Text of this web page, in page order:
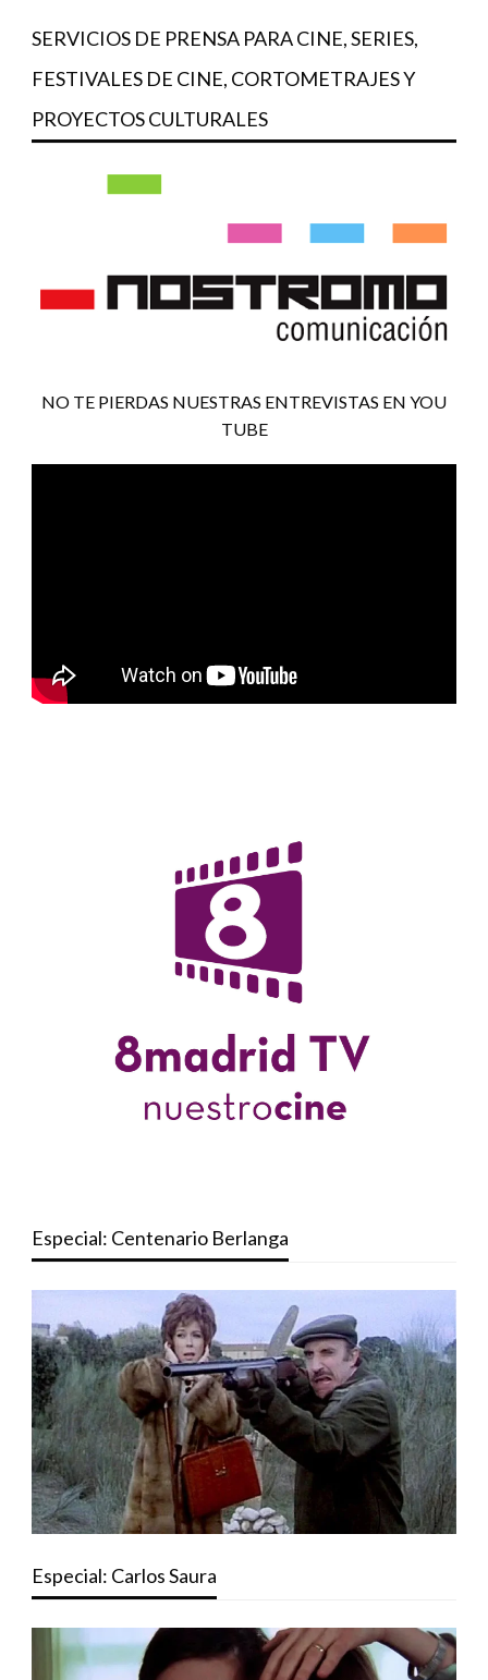
SERVICIOS DE PRENSA PARA CINE, SERIES,
FESTIVALES DE CINE, CORTOMETRAJES Y
PROYECTOS CULTURALES
NO TE PIERDAS NUESTRAS ENTREVISTAS EN YOU
TUBE
Especial: Centenario Berlanga
Especial: Carlos Saura